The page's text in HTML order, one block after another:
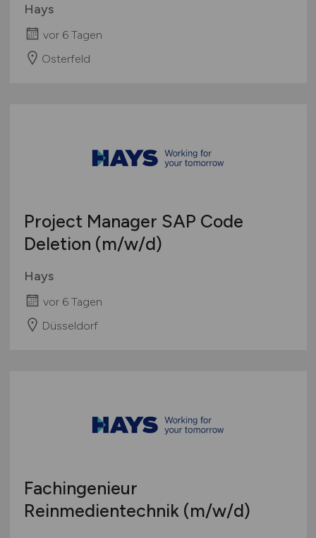
Hays
vor 6 Tagen
Osterfeld
Project Manager SAP Code
Deletion (m/w/d)
Hays
vor 6 Tagen
Düsseldorf
Fachingenieur
Reinmedientechnik (m/w/d)